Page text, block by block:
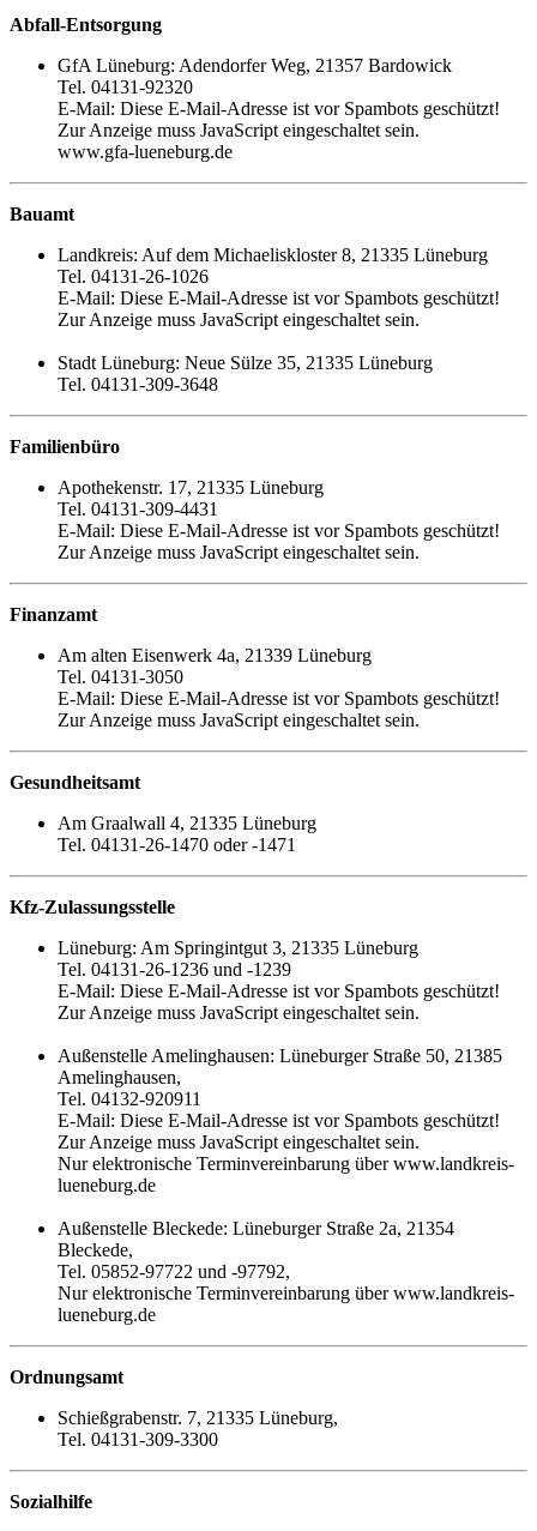
Abfall-Entsorgung
GfA Lüneburg: Adendorfer Weg, 21357 Bardowick
Tel. 04131-92320
E-Mail: Diese E-Mail-Adresse ist vor Spambots geschützt!
Zur Anzeige muss JavaScript eingeschaltet sein.
www.gfa-lueneburg.de
Bauamt
Landkreis: Auf dem Michaeliskloster 8, 21335 Lüneburg
Tel. 04131-26-1026
E-Mail: Diese E-Mail-Adresse ist vor Spambots geschützt!
Zur Anzeige muss JavaScript eingeschaltet sein.
Stadt Lüneburg: Neue Sülze 35, 21335 Lüneburg
Tel. 04131-309-3648
Familienbüro
Apothekenstr. 17, 21335 Lüneburg
Tel. 04131-309-4431
E-Mail: Diese E-Mail-Adresse ist vor Spambots geschützt!
Zur Anzeige muss JavaScript eingeschaltet sein.
Finanzamt
Am alten Eisenwerk 4a, 21339 Lüneburg
Tel. 04131-3050
E-Mail: Diese E-Mail-Adresse ist vor Spambots geschützt!
Zur Anzeige muss JavaScript eingeschaltet sein.
Gesundheitsamt
Am Graalwall 4, 21335 Lüneburg
Tel. 04131-26-1470 oder -1471
Kfz-Zulassungsstelle
Lüneburg: Am Springintgut 3, 21335 Lüneburg
Tel. 04131-26-1236 und -1239
E-Mail: Diese E-Mail-Adresse ist vor Spambots geschützt!
Zur Anzeige muss JavaScript eingeschaltet sein.
Außenstelle Amelinghausen: Lüneburger Straße 50, 21385
Amelinghausen,
Tel. 04132-920911
E-Mail: Diese E-Mail-Adresse ist vor Spambots geschützt!
Zur Anzeige muss JavaScript eingeschaltet sein.
Nur elektronische Terminvereinbarung über www.landkreis-
lueneburg.de
Außenstelle Bleckede: Lüneburger Straße 2a, 21354
Bleckede,
Tel. 05852-97722 und -97792,
Nur elektronische Terminvereinbarung über www.landkreis-
lueneburg.de
Ordnungsamt
Schießgrabenstr. 7, 21335 Lüneburg,
Tel. 04131-309-3300
Sozialhilfe